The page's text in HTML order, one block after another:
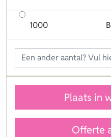
1000
Plaats in
Offerte